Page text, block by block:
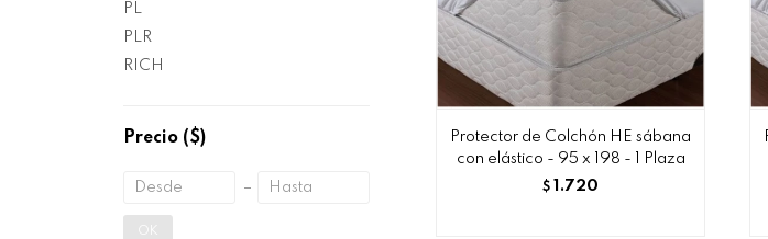
Protector de Colchón HE sábana
con elástico - 95 x 198 - 1 Plaza
$ 1.720
PL
PLR
RICH
Precio ($)